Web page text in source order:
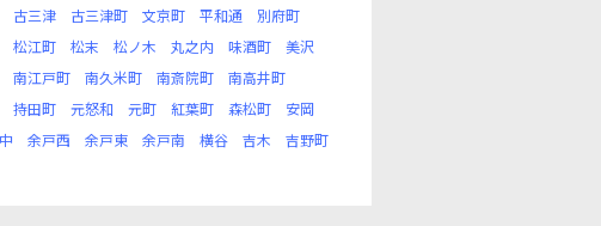
古三津 古三津町 文京町 平和通
別府町
松江町 松末 松ノ木 丸之内 味酒町
美沢
南江戸町 南久米町 南斎院町
南高井町
持田町 元怒和 元町 紅葉町 森松町
安岡
余戸西 余戸東 余戸南 横谷 吉木
吉野町